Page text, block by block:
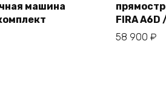
корзину
машина
FIRA
58 900 ₽